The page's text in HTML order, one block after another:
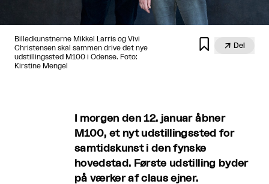
Billedkunstnerne Mikkel Larris og Vivi
Christensen skal sammen drive det nye
udstillingssted M100 i Odense. Foto:
Kirstine Mengel
  Del
I morgen den 12. januar åbner
M100, et nyt udstillingssted for
samtidskunst i den fynske
hovedstad. Første udstilling byder
på værker af claus ejner.